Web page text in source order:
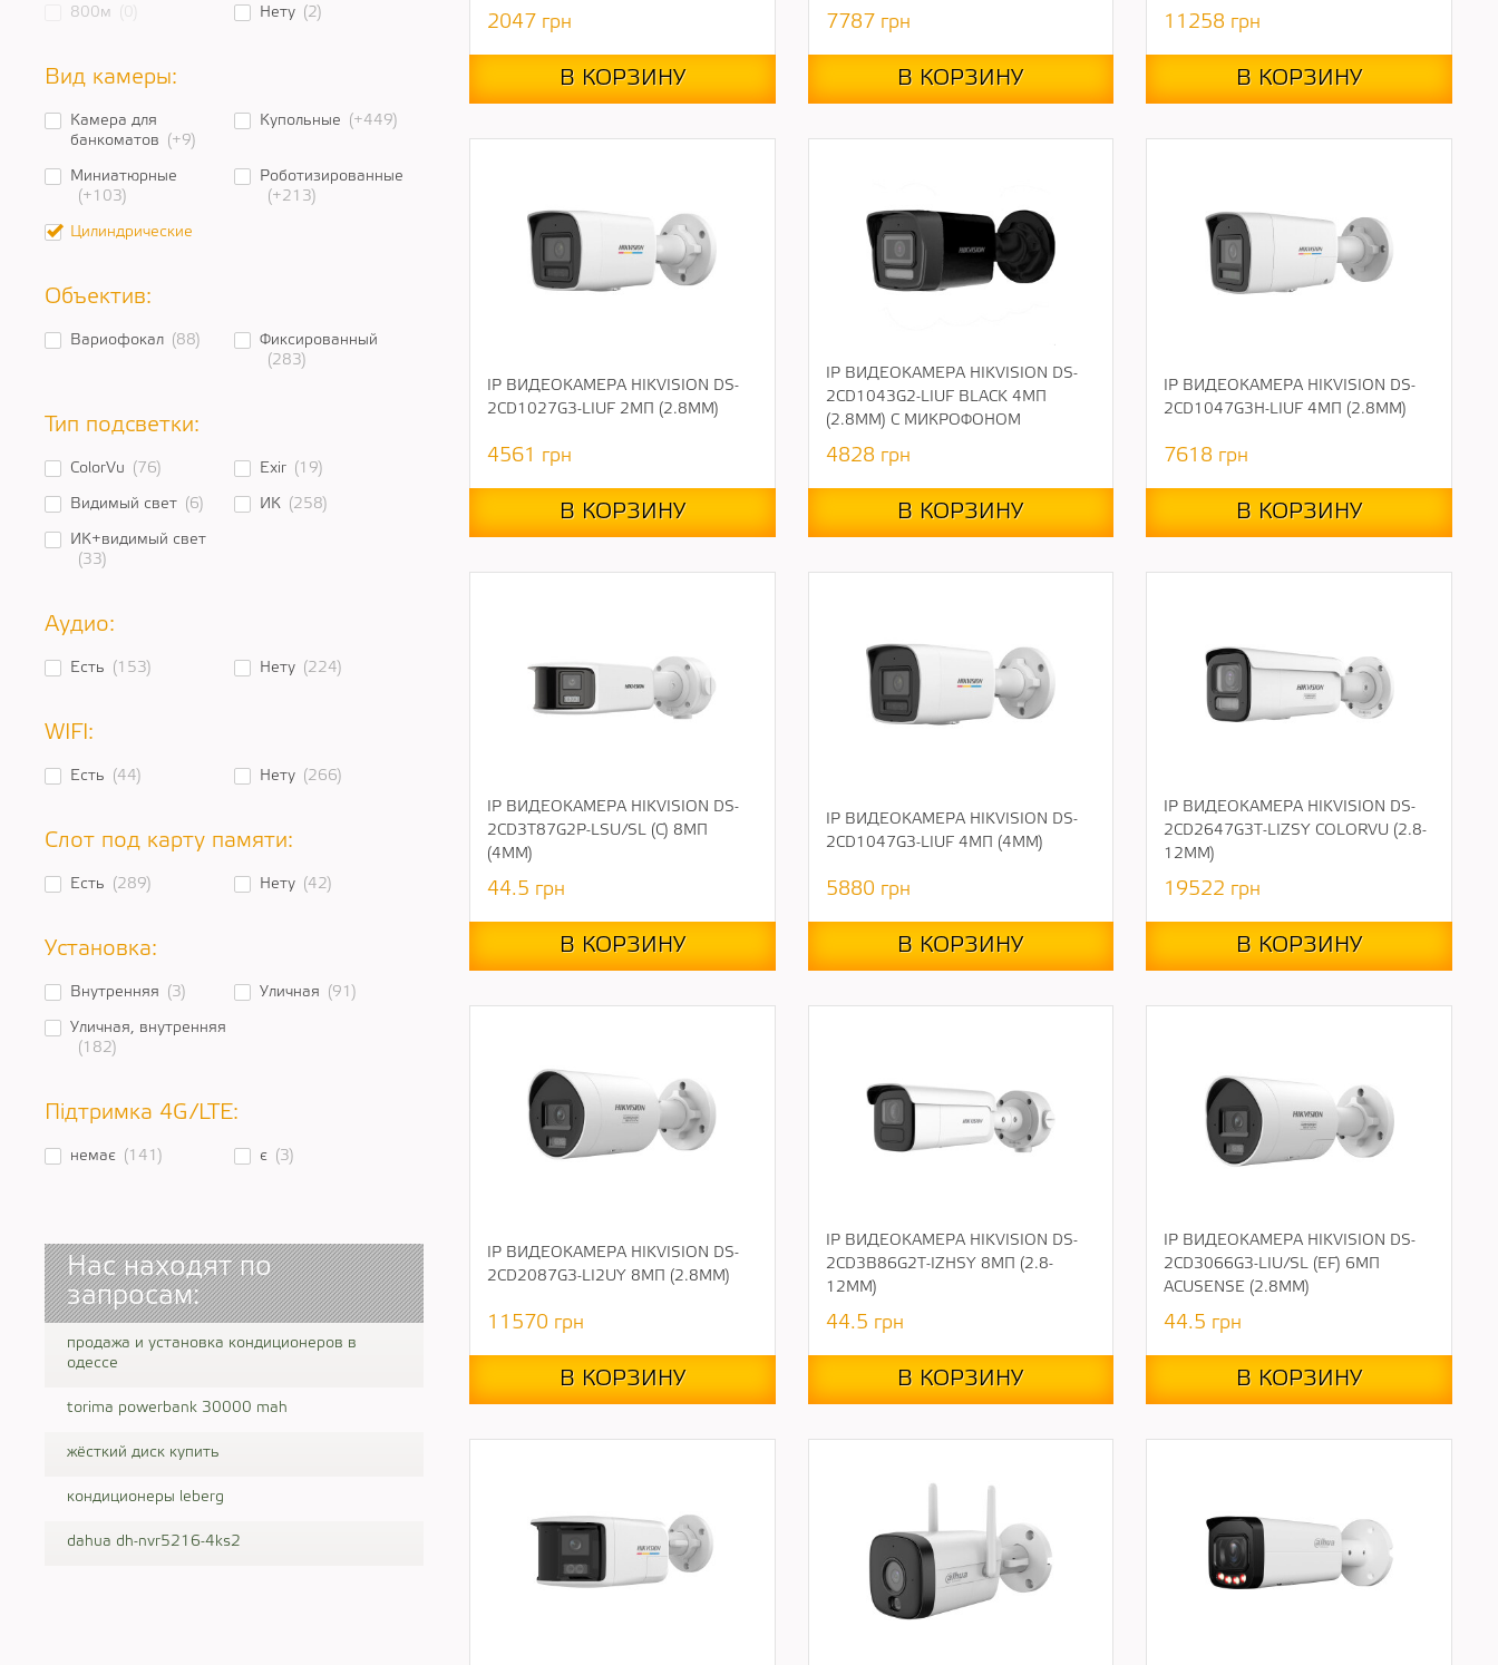
800м (0) Нету (2)
Вид камеры:
Камера для
банкоматов
(+9)
Купольные (+449)
Миниатюрные
(+103)
Роботизированные
(+213)
Цилиндрические
Объектив:
Вариофокал (88)
Фиксированный
(283)
Тип подсветки:
ColorVu (76) Exir (19)
Видимый свет (6) ИК (258)
ИК+видимый свет
(33)
Аудио:
Есть (153) Нету (224)
WIFI:
Есть (44) Нету (266)
Слот под карту памяти:
Есть (289) Нету (42)
Установка:
Внутренняя (3) Уличная (91)
Уличная, внутренняя
(182)
Підтримка 4G/LTE:
немає (141) є (3)
Нас находят по
запросам:
продажа и установка кондиционеров в
одессе
torima powerbank 30000 mah
жёсткий диск купить
кондиционеры leberg
dahua dh-nvr5216-4ks2
2047 грн
В КОРЗИНУ
7787 грн
В КОРЗИНУ
11258 грн
В КОРЗИНУ
IP ВИДЕОКАМЕРА HIKVISION DS-
2CD1027G3-LIUF 2МП (2.8ММ)
4561 грн
В КОРЗИНУ
IP ВИДЕОКАМЕРА HIKVISION DS-
2CD1043G2-LIUF BLACK 4МП
(2.8ММ) С МИКРОФОНОМ
4828 грн
В КОРЗИНУ
IP ВИДЕОКАМЕРА HIKVISION DS-
2CD1047G3H-LIUF 4МП (2.8ММ)
7618 грн
В КОРЗИНУ
IP ВИДЕОКАМЕРА HIKVISION DS-
2CD3T87G2P-LSU/SL (C) 8МП
(4ММ)
44.5 грн
В КОРЗИНУ
IP ВИДЕОКАМЕРА HIKVISION DS-
2CD1047G3-LIUF 4МП (4ММ)
5880 грн
В КОРЗИНУ
IP ВИДЕОКАМЕРА HIKVISION DS-
2CD2647G3T-LIZSY COLORVU (2.8-
12ММ)
19522 грн
В КОРЗИНУ
IP ВИДЕОКАМЕРА HIKVISION DS-
2CD2087G3-LI2UY 8МП (2.8ММ)
11570 грн
В КОРЗИНУ
IP ВИДЕОКАМЕРА HIKVISION DS-
2CD3B86G2T-IZHSY 8МП (2.8-
12ММ)
44.5 грн
В КОРЗИНУ
IP ВИДЕОКАМЕРА HIKVISION DS-
2CD3066G3-LIU/SL (EF) 6МП
ACUSENSE (2.8ММ)
44.5 грн
В КОРЗИНУ